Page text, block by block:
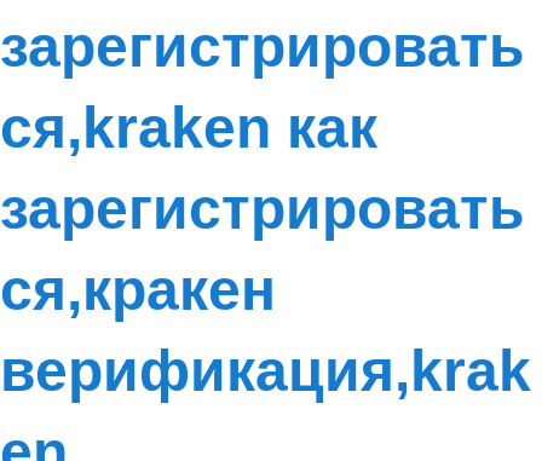
зарегистрировать
ся,kraken как
зарегистрировать
ся,кракен
верификация,krak